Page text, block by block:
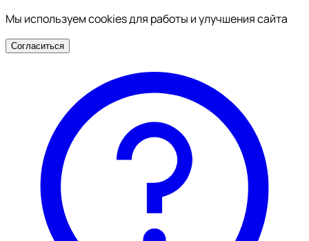
Мы используем cookies для работы и улучшения сайта
Согласиться